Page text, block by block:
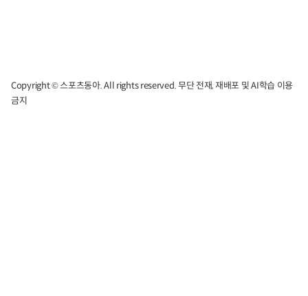
Copyright © 스포츠동아. All rights reserved. 무단 전재, 재배포 및 AI학습 이용
금지